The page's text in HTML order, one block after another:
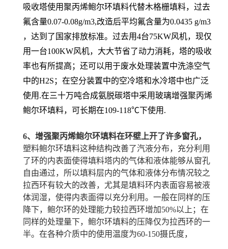
吸收塔使用聚丙烯鲍尔环填料代替木格栅填料，过去
氟含量0.07-0.08g/m3,改造后平均氟含量为0.0435 g/m3
，达到了国家排放标准。过去用4台75KW风机，现仅
用一台100KW风机，大大节省了动力消耗，塔的吸收
率也有所提高；还可以用于废水处理装置中洗涤空气
中的H2S；在空分装置中的空冷塔和水冷塔中也广泛
使用.在三十万吨合成氨脱碳塔中采用玻璃增强聚丙烯
鲍尔环填料，可长期在109-118℃下使用.
6、增强聚丙烯鲍尔环填料在环壁上开了许多窗孔，
塑料鲍尔环填料这种结构改善了汽液分布，充分利用
了环的内表面使得填料塔内的气体和液体能够从窗孔
自由通过，所以填料层内的气体和液体分布情况较之
拉西环有较大的改善，尤其是填料环内表面容易被液
体润湿，使得内表面得以充分利用。一般在同样的压
降下，鲍尔环的处理能力较拉西环增加50%以上；在
同样的处理量下，鲍尔环填料的压降仅为拉西环的一
半。在各种介质中的使用温度为60-150摄氏度，